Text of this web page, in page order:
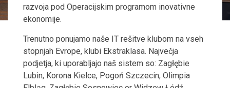
razvoja pod Operacijskim programom inovativne
ekonomije.
Trenutno ponujamo naše IT rešitve klubom na vseh
stopnjah Evrope, klubi Ekstraklasa. Največja
podjetja, ki uporabljajo naš sistem so: Zagłębie
Lubin, Korona Kielce, Pogoń Szczecin, Olimpia